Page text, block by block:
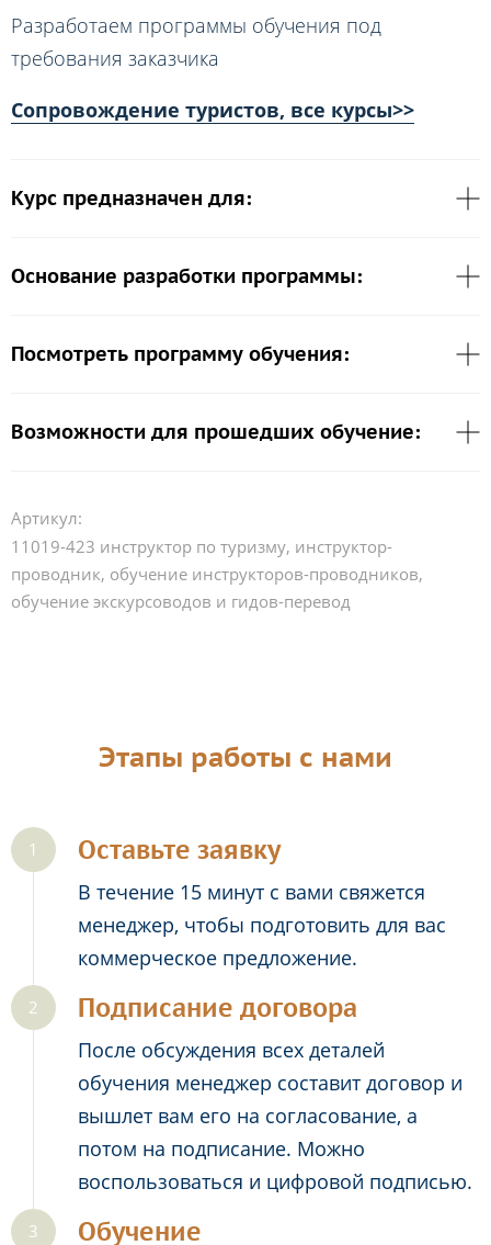
Разработаем программы обучения под
требования заказчика
Сопровождение туристов, все курсы>>
Курс предназначен для:
Основание разработки программы:
Посмотреть программу обучения:
Возможности для прошедших обучение:
Артикул:
11019-423 инструктор по туризму, инструктор-
проводник, обучение инструкторов-проводников,
обучение экскурсоводов и гидов-перевод
Этапы работы с нами
Оставьте заявку
В течение 15 минут с вами свяжется
менеджер, чтобы подготовить для вас
коммерческое предложение.
Подписание договора
После обсуждения всех деталей
обучения менеджер составит договор и
вышлет вам его на согласование, а
потом на подписание. Можно
воспользоваться и цифровой подписью.
Обучение